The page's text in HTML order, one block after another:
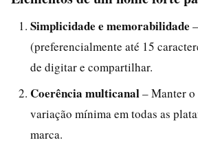
Simplicidade e memorabilidade
(preferencialmente até 15
de digitar e compartilhar.
Coerência multicanal– Manter o
variação mínima em todas as
marca.